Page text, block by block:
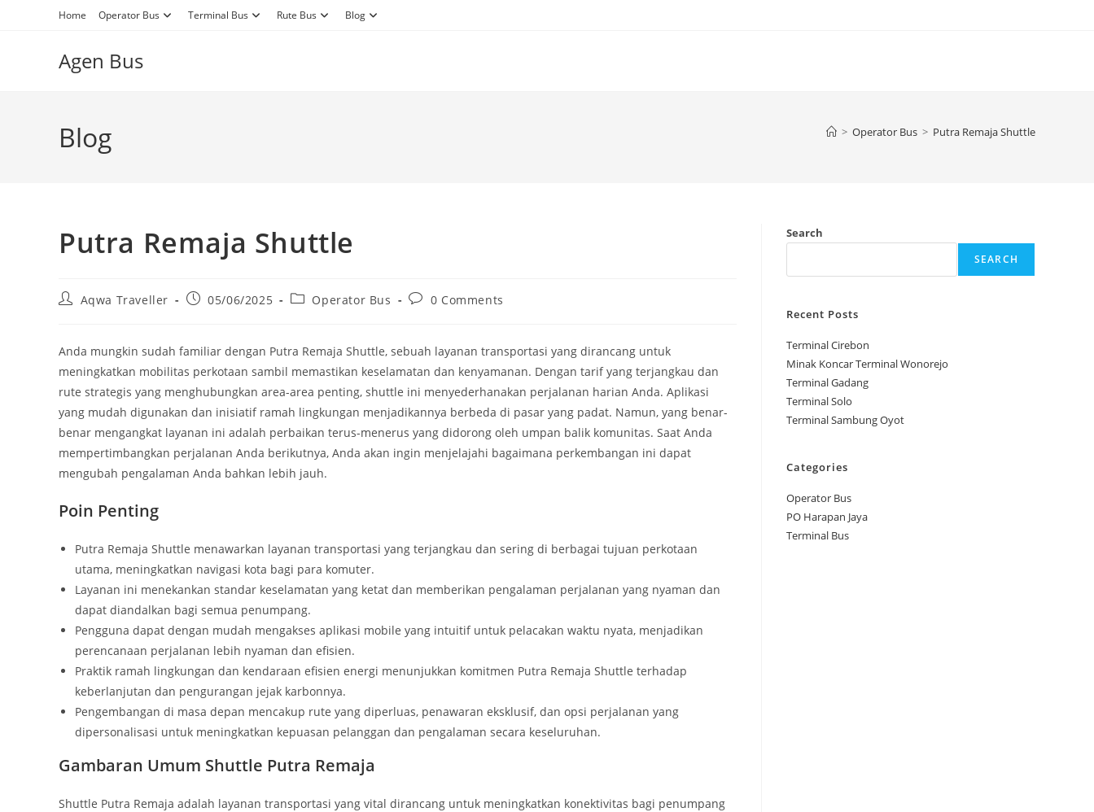
Home Operator Bus Terminal Bus Rute Bus Blog
Agen Bus
Blog > Operator Bus > Putra Remaja Shuttle
Putra Remaja Shuttle
PostAqwa Traveller
Post05/06/2025
PostOperator Bus
Post0 Comments
Anda mungkin sudah familiar dengan Putra Remaja Shuttle, sebuah layanan transportasi yang dirancang untuk
meningkatkan mobilitas perkotaan sambil memastikan keselamatan dan kenyamanan. Dengan tarif yang terjangkau dan
rute strategis yang menghubungkan area-area penting, shuttle ini menyederhanakan perjalanan harian Anda. Aplikasi
yang mudah digunakan dan inisiatif ramah lingkungan menjadikannya berbeda di pasar yang padat. Namun, yang benar-
benar mengangkat layanan ini adalah perbaikan terus-menerus yang didorong oleh umpan balik komunitas. Saat Anda
mempertimbangkan perjalanan Anda berikutnya, Anda akan ingin menjelajahi bagaimana perkembangan ini dapat
mengubah pengalaman Anda bahkan lebih jauh.
Poin Penting
Putra Remaja Shuttle menawarkan layanan transportasi yang terjangkau dan sering di berbagai tujuan perkotaan
utama, meningkatkan navigasi kota bagi para komuter.
Layanan ini menekankan standar keselamatan yang ketat dan memberikan pengalaman perjalanan yang nyaman dan
dapat diandalkan bagi semua penumpang.
Pengguna dapat dengan mudah mengakses aplikasi mobile yang intuitif untuk pelacakan waktu nyata, menjadikan
perencanaan perjalanan lebih nyaman dan efisien.
Praktik ramah lingkungan dan kendaraan efisien energi menunjukkan komitmen Putra Remaja Shuttle terhadap
keberlanjutan dan pengurangan jejak karbonnya.
Pengembangan di masa depan mencakup rute yang diperluas, penawaran eksklusif, dan opsi perjalanan yang
dipersonalisasi untuk meningkatkan kepuasan pelanggan dan pengalaman secara keseluruhan.
Gambaran Umum Shuttle Putra Remaja
Shuttle Putra Remaja adalah layanan transportasi yang vital dirancang untuk meningkatkan konektivitas bagi penumpang
Search
SEARCH
Recent Posts
Terminal Cirebon
Minak Koncar Terminal Wonorejo
Terminal Gadang
Terminal Solo
Terminal Sambung Oyot
Categories
Operator Bus
PO Harapan Jaya
Terminal Bus